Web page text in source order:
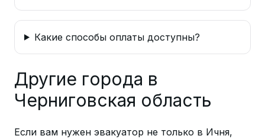
Какие способы оплаты доступны?
Другие города в
Черниговская область
Если вам нужен эвакуатор не только в Ичня,